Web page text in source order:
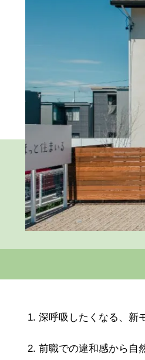
1. 深呼吸したくなる、新
2. 前職での違和感から自